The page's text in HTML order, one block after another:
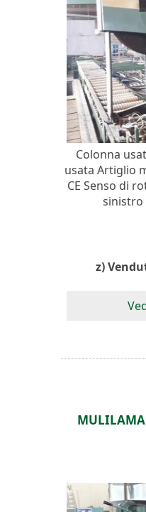
Colonna
usata Artiglio
CE Senso di
sinistro
z)
MULILAMA